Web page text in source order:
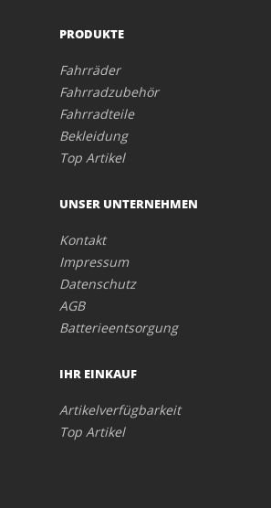
PRODUKTE
Fahrräder
Fahrradzubehör
Fahrradteile
Bekleidung
Top Artikel
UNSER UNTERNEHMEN
Kontakt
Impressum
Datenschutz
AGB
Batterieentsorgung
IHR EINKAUF
Artikelverfügbarkeit
Top Artikel